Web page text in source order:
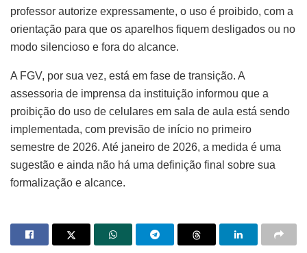
professor autorize expressamente, o uso é proibido, com a
orientação para que os aparelhos fiquem desligados ou no
modo silencioso e fora do alcance.
A FGV, por sua vez, está em fase de transição. A
assessoria de imprensa da instituição informou que a
proibição do uso de celulares em sala de aula está sendo
implementada, com previsão de início no primeiro
semestre de 2026. Até janeiro de 2026, a medida é uma
sugestão e ainda não há uma definição final sobre sua
formalização e alcance.